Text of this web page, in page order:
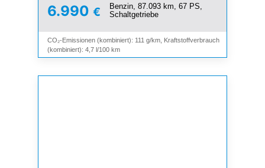
6.990 €
Benzin, 87.093 km, 67 PS,
Schaltgetriebe
CO₂-Emissionen (kombiniert): 111 g/km, Kraftstoffverbrauch
(kombiniert): 4,7 l/100 km